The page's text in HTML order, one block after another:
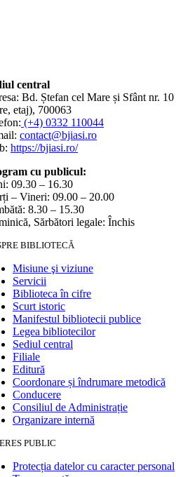
central
Bd. Ștefan cel Mare și Sfânt nr.
etaj), 700063
(+4) 0332 110044
contact@bjiasi.ro
https://bjiasi.ro/
cu publicul:
09.30 – 16.30
– Vineri: 09.00 – 20.00
8.30 – 15.30
Sărbători legale: Închis
BIBLIOTECĂ
Misiune şi viziune
Servicii
Biblioteca în cifre
Scurt istoric
Manifestul bibliotecii publice
Legea bibliotecilor
Sediul central
Filiale
Editură
Coordonare și îndrumare metodică
Conducere
Consiliul de Administrație
Organizare internă
PUBLIC
Protecția datelor cu caracter personal